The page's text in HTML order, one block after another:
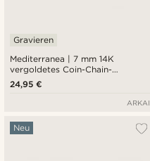
Mediterranea | 7 mm 14K
vergoldetes Coin-Chain-
Armband
Gravieren
24,95 €
ARKAI
Neu